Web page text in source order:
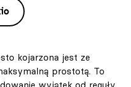
kojarzona jest ze
prostotą. To